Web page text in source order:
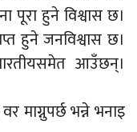
पूरा हुने विश्वास छ।
हुने जनविश्वास छ।
आउँछन्।
माग्नुपर्छ भन्ने भनाइ